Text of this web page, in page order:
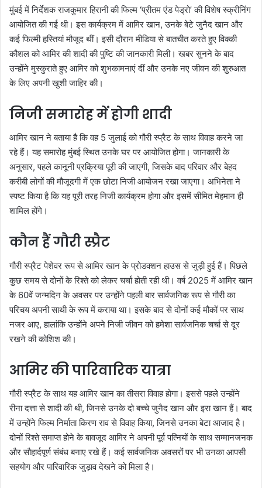
मुंबई में निर्देशक राजकुमार हिरानी की फिल्म ‘प्रीतम एंड पेड्रो’ की विशेष स्क्रीनिंग
आयोजित की गई थी। इस कार्यक्रम में आमिर खान, उनके बेटे जुनैद खान और
कई फिल्मी हस्तियां मौजूद थीं। इसी दौरान मीडिया से बातचीत करते हुए विक्की
कौशल को आमिर की शादी की पुष्टि की जानकारी मिली। खबर सुनने के बाद
उन्होंने मुस्कुराते हुए आमिर को शुभकामनाएं दीं और उनके नए जीवन की शुरुआत
के लिए अपनी खुशी जाहिर की।
निजी समारोह में होगी शादी
आमिर खान ने बताया है कि वह 5 जुलाई को गौरी स्प्रैट के साथ विवाह करने जा
रहे हैं। यह समारोह मुंबई स्थित उनके घर पर आयोजित होगा। जानकारी के
अनुसार, पहले कानूनी प्रक्रिया पूरी की जाएगी, जिसके बाद परिवार और बेहद
करीबी लोगों की मौजूदगी में एक छोटा निजी आयोजन रखा जाएगा। अभिनेता ने
स्पष्ट किया है कि यह पूरी तरह निजी कार्यक्रम होगा और इसमें सीमित मेहमान ही
शामिल होंगे।
कौन हैं गौरी स्प्रैट
गौरी स्प्रैट पेशेवर रूप से आमिर खान के प्रोडक्शन हाउस से जुड़ी हुई हैं। पिछले
कुछ समय से दोनों के रिश्ते को लेकर चर्चा होती रही थी। वर्ष 2025 में आमिर खान
के 60वें जन्मदिन के अवसर पर उन्होंने पहली बार सार्वजनिक रूप से गौरी का
परिचय अपनी साथी के रूप में कराया था। इसके बाद से दोनों कई मौकों पर साथ
नजर आए, हालांकि उन्होंने अपने निजी जीवन को हमेशा सार्वजनिक चर्चा से दूर
रखने की कोशिश की।
आमिर की पारिवारिक यात्रा
गौरी स्प्रैट के साथ यह आमिर खान का तीसरा विवाह होगा। इससे पहले उन्होंने
रीना दत्ता से शादी की थी, जिनसे उनके दो बच्चे जुनैद खान और इरा खान हैं। बाद
में उन्होंने फिल्म निर्माता किरण राव से विवाह किया, जिनसे उनका बेटा आजाद है।
दोनों रिश्ते समाप्त होने के बावजूद आमिर ने अपनी पूर्व पत्नियों के साथ सम्मानजनक
और सौहार्दपूर्ण संबंध बनाए रखे हैं। कई सार्वजनिक अवसरों पर भी उनका आपसी
सहयोग और पारिवारिक जुड़ाव देखने को मिला है।